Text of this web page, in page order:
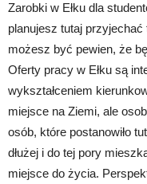
Zarobki w Ełku dla
planujesz tutaj
możesz być pewien, że
Oferty pracy w Ełku są
wykształceniem
miejsce na Ziemi, ale
osób, które postanowiło
dłużej i do tej pory
miejsce do życia.